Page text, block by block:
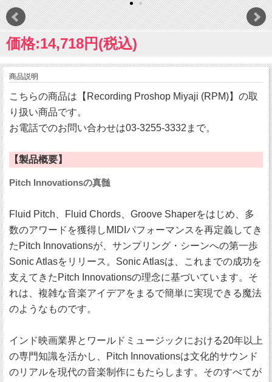
価格:14,718円(税込)
商品説明
こちらの商品は【Recording Proshop Miyaji (RPM)】の取
り扱い商品です。
お電話でのお問い合わせは03-3255-3332まで。
【製品概要】
Pitch Innovationsの真髄
Fluid Pitch、Fluid Chords、Groove Shaperをはじめ、多
数のアワードを獲得しMIDIパフォーマンスを再定義してき
たPitch Innovationsが、サンプリング・シーンへの第一歩
Sonic Atlasをリリース。Sonic Atlasは、これまでの成功を
支えてきたPitch Innovationsの理念に基づいています。そ
れは、複雑な音楽アイデアをまるで簡単に実現できる魔法
のようなものです。
インド映画業界とワールドミュージックにおける20年以上
の専門知識を活かし、Pitch Innovationsは文化的サウンド
のリアルを現代の音楽制作にもたらします。そのすべてが